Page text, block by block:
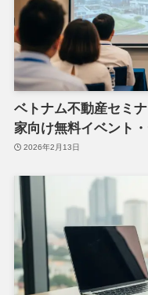
ベトナム不動産セミ
家向け無料イベント
2026年2月13日